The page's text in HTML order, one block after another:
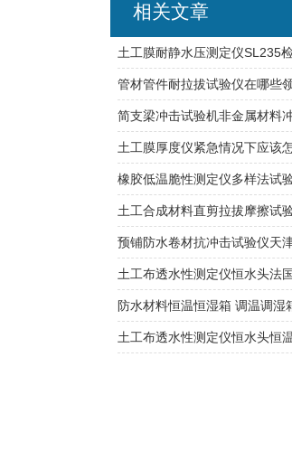
相关文章
土工膜耐静水压测定仪SL235
管材管件耐拉拔试验仪在哪些
简支梁冲击试验机非金属材料
土工膜厚度仪紧急情况下应该
橡胶低温脆性测定仪多样法试